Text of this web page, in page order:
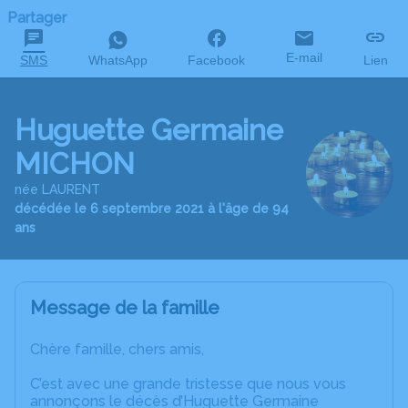
Partager
SMS WhatsApp Facebook E-mail Lien
Huguette Germaine
MICHON
née LAURENT
décédée le 6 septembre 2021 à l'âge de 94
ans
Message de la famille
Chère famille, chers amis,
C’est avec une grande tristesse que nous vous
annonçons le décès d’Huguette Germaine